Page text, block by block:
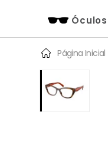
Página Inicial